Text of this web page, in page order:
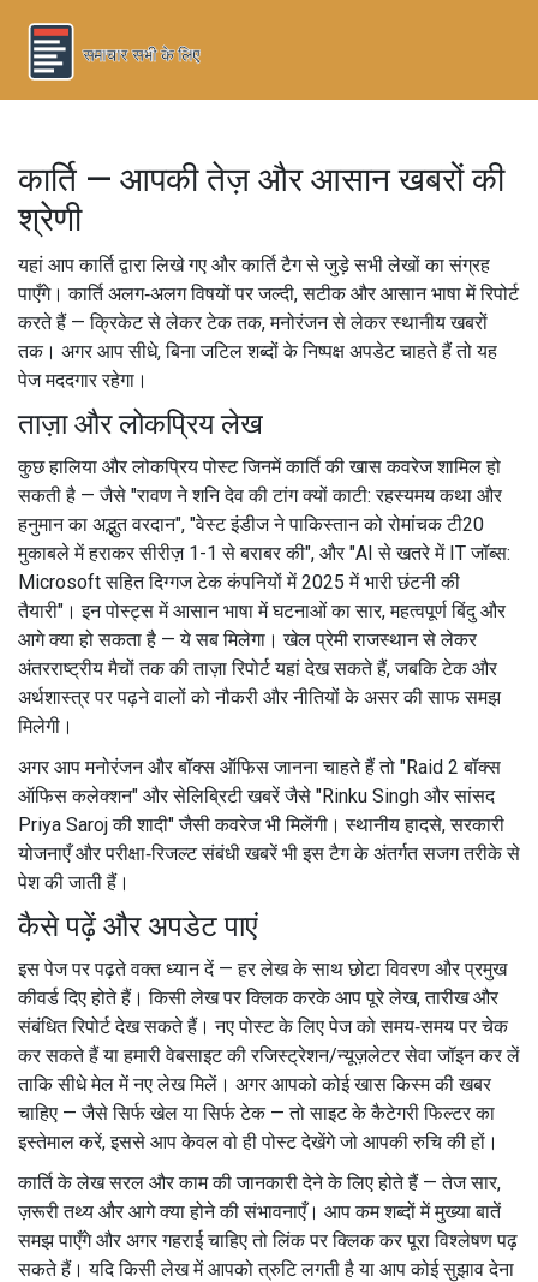
कार्ति — आपकी तेज़ और आसान खबरों की
श्रेणी
यहां आप कार्ति द्वारा लिखे गए और कार्ति टैग से जुड़े सभी लेखों का संग्रह
पाएँगे। कार्ति अलग‑अलग विषयों पर जल्दी, सटीक और आसान भाषा में रिपोर्ट
करते हैं — क्रिकेट से लेकर टेक तक, मनोरंजन से लेकर स्थानीय खबरों
तक। अगर आप सीधे, बिना जटिल शब्दों के निष्पक्ष अपडेट चाहते हैं तो यह
पेज मददगार रहेगा।
ताज़ा और लोकप्रिय लेख
कुछ हालिया और लोकप्रिय पोस्ट जिनमें कार्ति की खास कवरेज शामिल हो
सकती है — जैसे "रावण ने शनि देव की टांग क्यों काटी: रहस्यमय कथा और
हनुमान का अद्भुत वरदान", "वेस्ट इंडीज ने पाकिस्तान को रोमांचक टी20
मुकाबले में हराकर सीरीज़ 1-1 से बराबर की", और "AI से खतरे में IT जॉब्स:
Microsoft सहित दिग्गज टेक कंपनियों में 2025 में भारी छंटनी की
तैयारी"। इन पोस्ट्स में आसान भाषा में घटनाओं का सार, महत्वपूर्ण बिंदु और
आगे क्या हो सकता है — ये सब मिलेगा। खेल प्रेमी राजस्थान से लेकर
अंतरराष्ट्रीय मैचों तक की ताज़ा रिपोर्ट यहां देख सकते हैं, जबकि टेक और
अर्थशास्त्र पर पढ़ने वालों को नौकरी और नीतियों के असर की साफ समझ
मिलेगी।
अगर आप मनोरंजन और बॉक्स ऑफिस जानना चाहते हैं तो "Raid 2 बॉक्स
ऑफिस कलेक्शन" और सेलिब्रिटी खबरें जैसे "Rinku Singh और सांसद
Priya Saroj की शादी" जैसी कवरेज भी मिलेंगी। स्थानीय हादसे, सरकारी
योजनाएँ और परीक्षा‑रिजल्ट संबंधी खबरें भी इस टैग के अंतर्गत सजग तरीके से
पेश की जाती हैं।
कैसे पढ़ें और अपडेट पाएं
इस पेज पर पढ़ते वक्त ध्यान दें — हर लेख के साथ छोटा विवरण और प्रमुख
कीवर्ड दिए होते हैं। किसी लेख पर क्लिक करके आप पूरे लेख, तारीख और
संबंधित रिपोर्ट देख सकते हैं। नए पोस्ट के लिए पेज को समय‑समय पर चेक
कर सकते हैं या हमारी वेबसाइट की रजिस्ट्रेशन/न्यूज़लेटर सेवा जॉइन कर लें
ताकि सीधे मेल में नए लेख मिलें। अगर आपको कोई खास किस्म की खबर
चाहिए — जैसे सिर्फ खेल या सिर्फ टेक — तो साइट के कैटेगरी फिल्टर का
इस्तेमाल करें, इससे आप केवल वो ही पोस्ट देखेंगे जो आपकी रुचि की हों।
कार्ति के लेख सरल और काम की जानकारी देने के लिए होते हैं — तेज सार,
ज़रूरी तथ्य और आगे क्या होने की संभावनाएँ। आप कम शब्दों में मुख्या बातें
समझ पाएँगे और अगर गहराई चाहिए तो लिंक पर क्लिक कर पूरा विश्लेषण पढ़
सकते हैं। यदि किसी लेख में आपको त्रुटि लगती है या आप कोई सुझाव देना